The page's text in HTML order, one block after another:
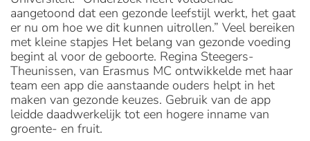
aangetoond dat een gezonde leefstijl werkt, het gaat
er nu om hoe we dit kunnen uitrollen.” Veel bereiken
met kleine stapjes Het belang van gezonde voeding
begint al voor de geboorte. Regina Steegers-
Theunissen, van Erasmus MC ontwikkelde met haar
team een app die aanstaande ouders helpt in het
maken van gezonde keuzes. Gebruik van de app
leidde daadwerkelijk tot een hogere inname van
groente- en fruit.